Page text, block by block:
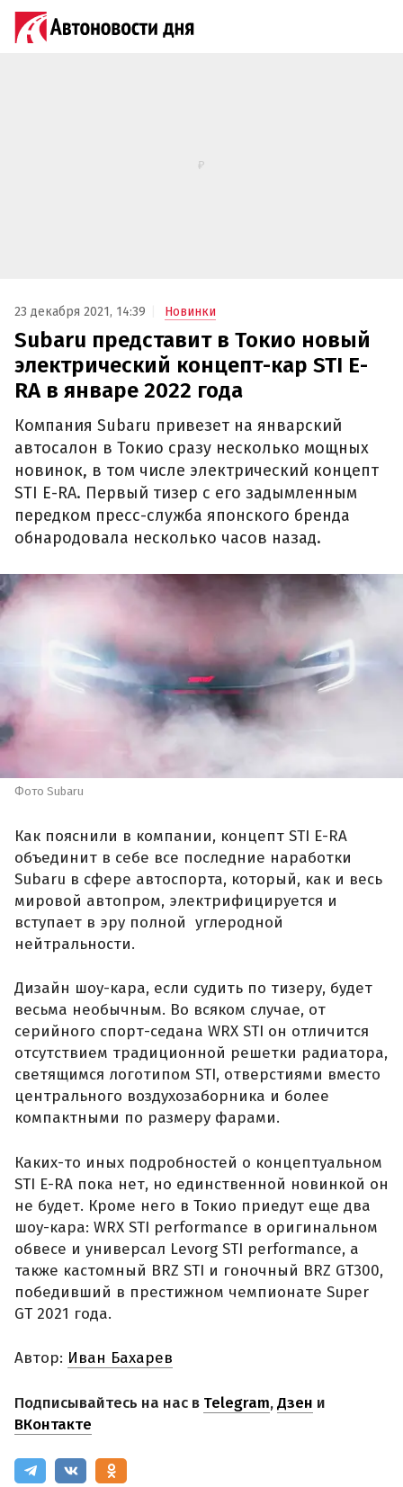
23 декабря 2021, 14:39 Новинки
Subaru представит в Токио новый
электрический концепт-кар STI E-
RA в январе 2022 года
Компания Subaru привезет на январский
автосалон в Токио сразу несколько мощных
новинок, в том числе электрический концепт
STI E-RA. Первый тизер с его задымленным
передком пресс-служба японского бренда
обнародовала несколько часов назад.
Фото Subaru
Как пояснили в компании, концепт STI E-RA
объединит в себе все последние наработки
Subaru в сфере автоспорта, который, как и весь
мировой автопром, электрифицируется и
вступает в эру полной углеродной
нейтральности.
Дизайн шоу-кара, если судить по тизеру, будет
весьма необычным. Во всяком случае, от
серийного спорт-седана WRX STI он отличится
отсутствием традиционной решетки радиатора,
светящимся логотипом STI, отверстиями вместо
центрального воздухозаборника и более
компактными по размеру фарами.
Каких-то иных подробностей о концептуальном
STI E-RA пока нет, но единственной новинкой он
не будет. Кроме него в Токио приедут еще два
шоу-кара: WRX STI performance в оригинальном
обвесе и универсал Levorg STI performance, а
также кастомный BRZ STI и гоночный BRZ GT300,
победивший в престижном чемпионате Super
GT 2021 года.
Автор: Иван Бахарев
Подписывайтесь на нас в Telegram,Дзен и
ВКонтакте